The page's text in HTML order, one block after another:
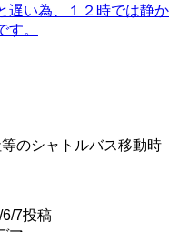
遅い為、１２時では静か
。
のシャトルバス移動時
7投稿